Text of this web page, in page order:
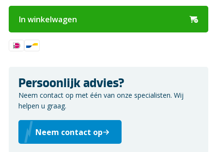
In winkelwagen
Persoonlijk advies?
Neem contact op met één van onze specialisten. Wij
helpen u graag.
Neem contact op